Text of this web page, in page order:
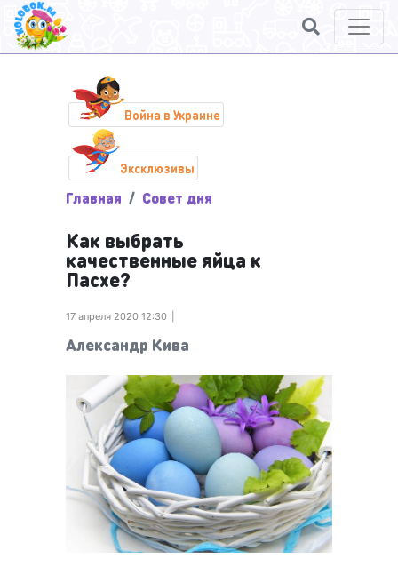
Война в Украине
Эксклюзивы
Главная Совет дня
Как выбрать
качественные яйца к
Пасхе?
17 апреля 2020 12:30
Александр Кива